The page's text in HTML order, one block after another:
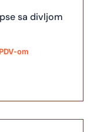
sa divljom
om